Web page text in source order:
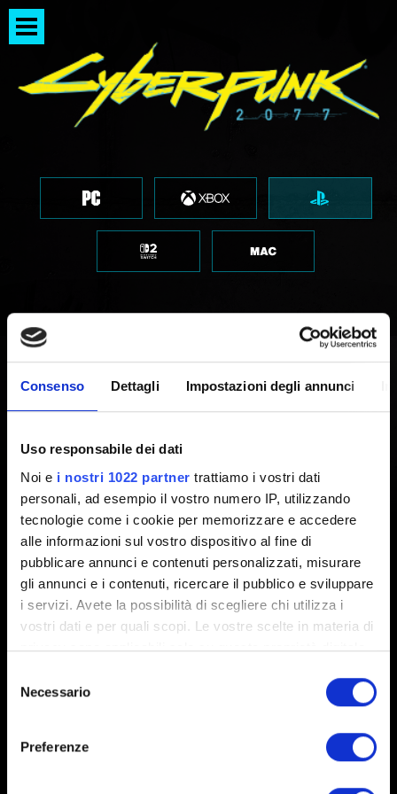
Consenso Dettagli Impostazioni degli annunci
Uso responsabile dei dati
Noi e i nostri 1022 partner trattiamo i vostri dati
personali, ad esempio il vostro numero IP, utilizzando
tecnologie come i cookie per memorizzare e accedere
alle informazioni sul vostro dispositivo al fine di
pubblicare annunci e contenuti personalizzati, misurare
gli annunci e i contenuti, ricercare il pubblico e sviluppare
i servizi. Avete la possibilità di scegliere chi utilizza i
vostri dati e per quali scopi. Le vostre scelte in materia di
privacy sono applicabili solo su questa proprietà digitale
modificare o revocare il proprio consenso in qualsiasi
momento dalla Dichiarazione sui cookie o facendo clic
delNecessario
Preferenze
Aggiornamento PlayStation 5
Pro è ora disponibile!
Creato 1 anno fa Aggiornato 4 mesi fa
Aggiornamento PlayStation 5 Pro è ora disponibile! Puoi
trovarequil’elenco delle modifiche più importanti
introdotte con questo aggiornamento.